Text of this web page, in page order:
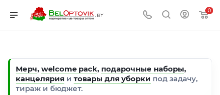
0
Мерч, welcome pack, подарочные наборы,
канцелярия и товары для уборки под задачу,
тираж и бюджет.